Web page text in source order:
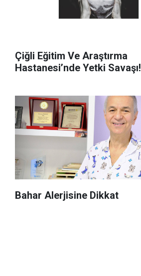
Çiğli Eğitim Ve Araştırma
Hastanesi’nde Yetki Savaşı!
Bahar Alerjisine Dikkat